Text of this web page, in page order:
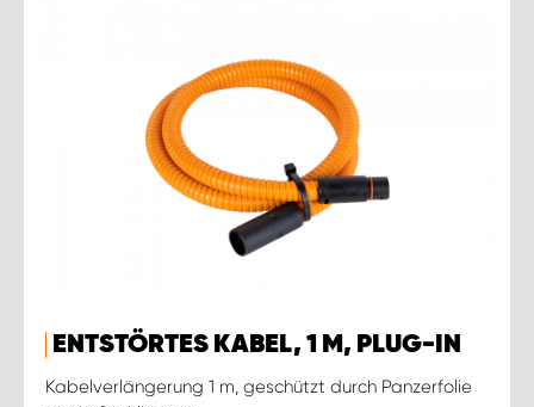
ENTSTÖRTES KABEL, 1 M, PLUG-IN
Kabelverlängerung 1 m, geschützt durch Panzerfolie